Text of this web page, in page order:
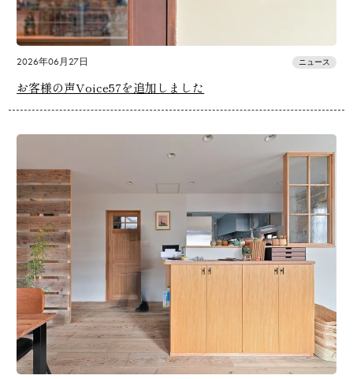
2026年06月27日 ニュース
お客様の声Voice57を追加しました